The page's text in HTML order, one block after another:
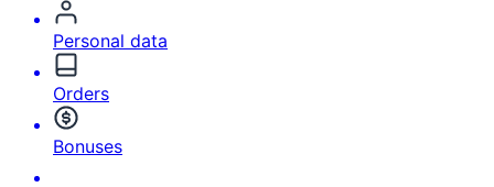
Personal data
Orders
Bonuses